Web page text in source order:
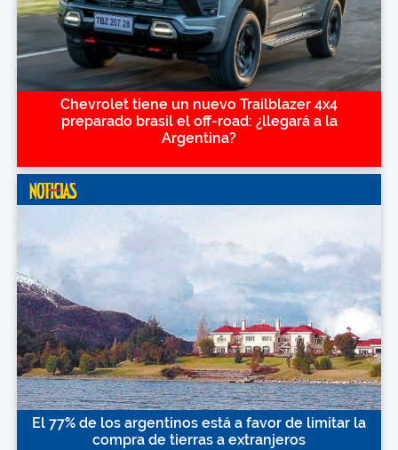
Chevrolet tiene un nuevo Trailblazer 4x4
preparado brasil el off-road: ¿llegará a la
Argentina?
El 77% de los argentinos está a favor de limitar la
compra de tierras a extranjeros